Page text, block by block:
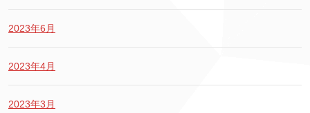
2023年6月
2023年4月
2023年3月